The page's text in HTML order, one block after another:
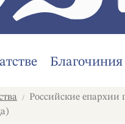
/
Российские епархии